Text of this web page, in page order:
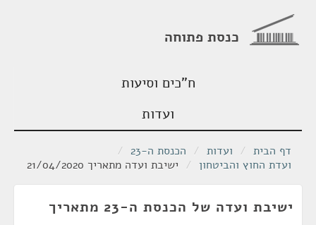
כנסת פתוחה
ח"כים וסיעות
ועדות
דף הבית / ועדות / הכנסת ה-23
/
ועדת החוץ והביטחון / ישיבת ועדה מתאריך 21/04/2020
ישיבת ועדה של הכנסת ה-23 מתאריך